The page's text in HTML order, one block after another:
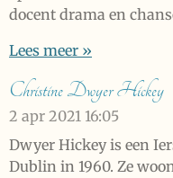
docent drama en
Lees meer »
Christine Dwyer Hickey
2 apr 2021 16:05
Dwyer Hickey is een
Dublin in 1960. Ze